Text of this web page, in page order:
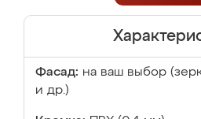
Фасад: на ваш выбор
и др.)